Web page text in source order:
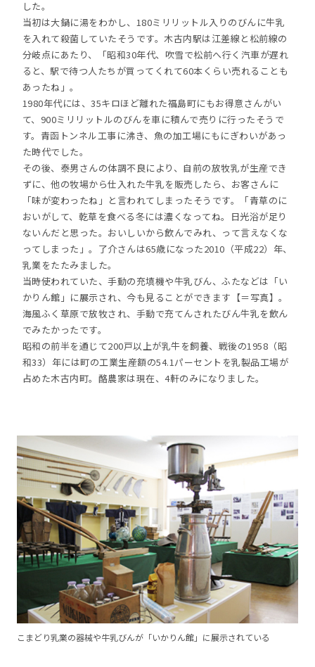
した。
当初は大鍋に湯をわかし、180ミリリットル入りのびんに牛乳
を入れて殺菌していたそうです。木古内駅は江差線と松前線の
分岐点にあたり、「昭和30年代、吹雪で松前へ行く汽車が遅れ
ると、駅で待つ人たちが買ってくれて60本くらい売れることも
あったね」。
1980年代には、35キロほど離れた福島町にもお得意さんがい
て、900ミリリットルのびんを車に積んで売りに行ったそうで
す。青函トンネル工事に沸き、魚の加工場にもにぎわいがあっ
た時代でした。
その後、泰男さんの体調不良により、自前の放牧乳が生産でき
ずに、他の牧場から仕入れた牛乳を販売したら、お客さんに
「味が変わったね」と言われてしまったそうです。「青草のに
おいがして、乾草を食べる冬には濃くなってね。日光浴が足り
ないんだと思った。おいしいから飲んでみれ、って言えなくな
ってしまった」。了介さんは65歳になった2010（平成22）年、
乳業をたたみました。
当時使われていた、手動の充填機や牛乳びん、ふたなどは「い
かりん館」に展示され、今も見ることができます【＝写真】。
海風ふく草原で放牧され、手動で充てんされたびん牛乳を飲ん
でみたかったです。
昭和の前半を通じて200戸以上が乳牛を飼養、戦後の1958（昭
和33）年には町の工業生産額の54.1パーセントを乳製品工場が
占めた木古内町。酪農家は現在、4軒のみになりました。
こまどり乳業の器械や牛乳びんが「いかりん館」に展示されている